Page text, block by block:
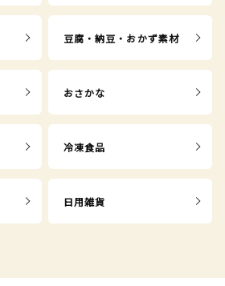
豆腐・納豆・おかず素材
おさかな
冷凍食品
日用雑貨